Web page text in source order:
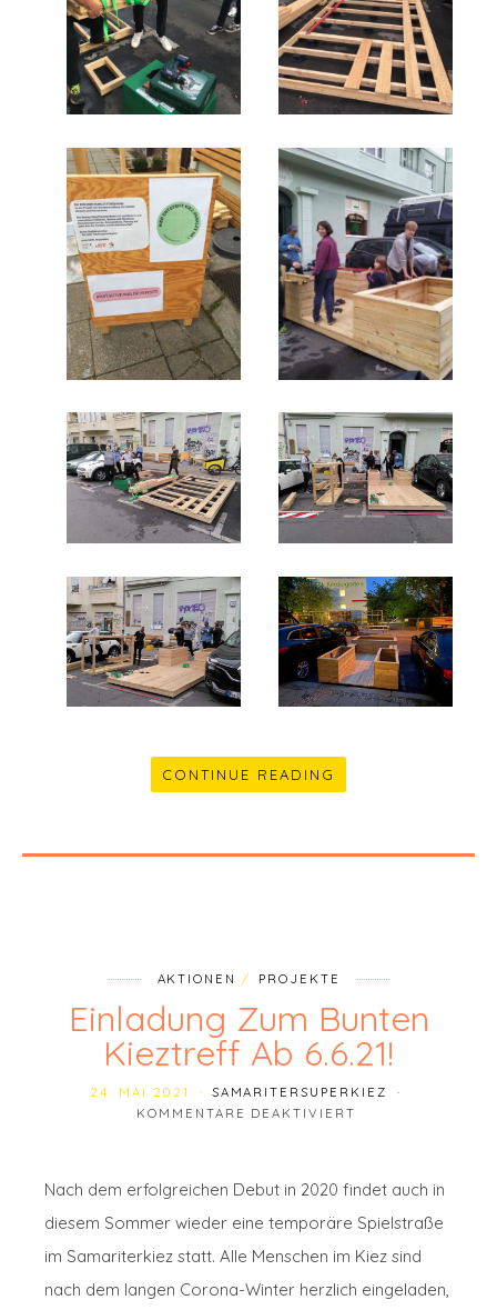
CONTINUE READING
AKTIONEN PROJEKTE
Einladung Zum Bunten
Kieztreff Ab 6.6.21!
24. MAI 2021
SAMARITERSUPERKIEZ
KOMMENTARE DEAKTIVIERT
Nach dem erfolgreichen Debut in 2020 findet auch in
diesem Sommer wieder eine temporäre Spielstraße
im Samariterkiez statt. Alle Menschen im Kiez sind
nach dem langen Corona-Winter herzlich eingeladen,